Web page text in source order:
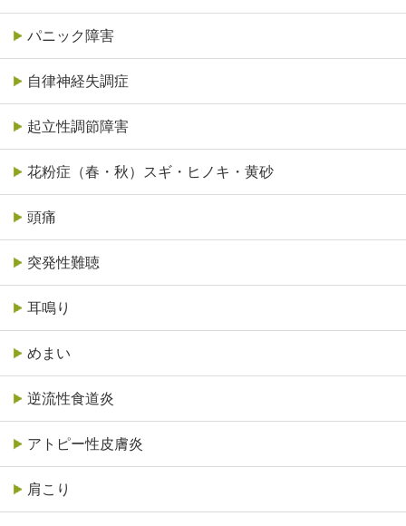
パニック障害
自律神経失調症
起立性調節障害
花粉症（春・秋）スギ・ヒノキ・黄砂
頭痛
突発性難聴
耳鳴り
めまい
逆流性食道炎
アトピー性皮膚炎
肩こり